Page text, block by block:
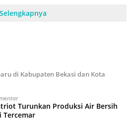
Selengkapnya
di Kabupaten Bekasi dan Kota
Turunkan Produksi Air Bersih
Tercemar